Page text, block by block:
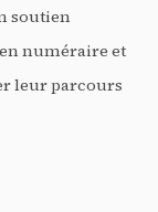
soutien
numéraire et
leur parcours